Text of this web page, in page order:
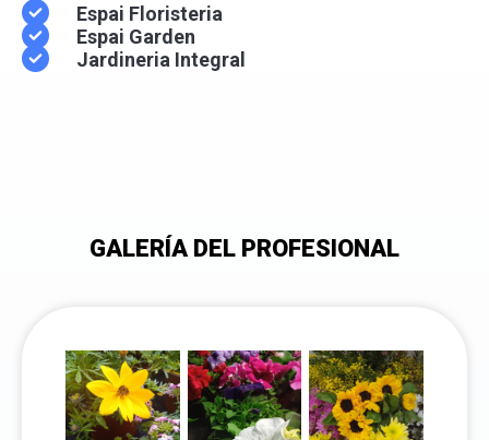
Espai Floristeria
Espai Garden
Jardineria Integral
GALERÍA DEL PROFESIONAL